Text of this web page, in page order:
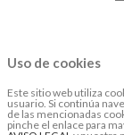
Uso de cookies
Este sitio web utiliza
usuario. Si continúa
de las mencionadas
pinche el enlace para